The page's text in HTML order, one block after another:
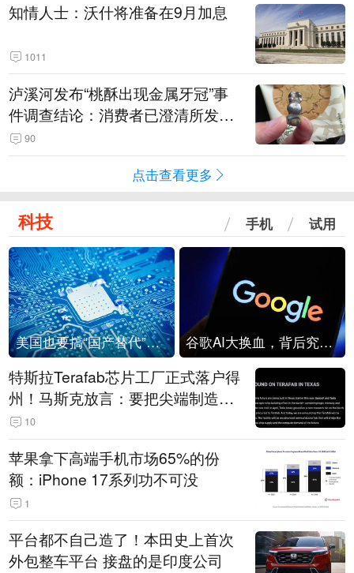
知情人士：沃什将准备在9月加息
1011
泸溪河发布“桃酥出现金属牙冠”事
件调查结论：消费者已澄清所发视
频情况不属实
90
点击查看更多
科技 手机 试用
美国也要搞“国产替代”？先算清三笔账 谷歌AI大换血，背后究竟发生了什么？
特斯拉Terafab芯片工厂正式落户得
州！马斯克放言：要把尖端制造带
回美国
10
苹果拿下高端手机市场65%的份
额：iPhone 17系列功不可没
1
平台都不自己造了！本田史上首次
外包整车平台 接盘的是印度公司